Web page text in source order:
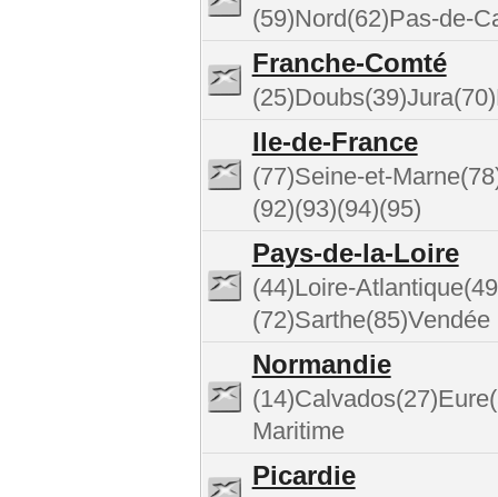
(59)Nord(62)Pas-de-
Franche-Comté
Ile-de-France
(77)Seine-et-
(92)(93)(94)(95)
Pays-de-la-Loire
(44)Loire-
(72)Sarthe(85)Vendée
Normandie
Maritime
Picardie